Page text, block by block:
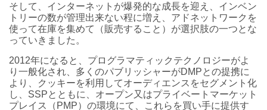
そして、インターネットが爆発的な成長を迎え、インベン
トリーの数が管理出来ない程に増え、アドネットワークを
使って在庫を集めて（販売すること）が選択肢の一つとな
っていきました。
2012年になると、プログラマティックテクノロジーがよ
り一般化され、多くのパブリッシャーがDMPとの提携に
より、クッキーを利用してオーディエンスをセグメント化
し、SSPとともに、オープン又はプライベートマーケット
プレイス（PMP）の環境にて、これらを買い手に提供す